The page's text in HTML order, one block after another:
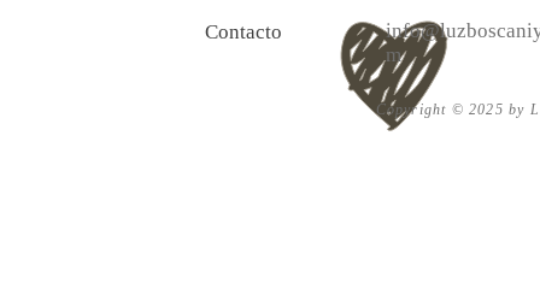
Contacto
m
Copyright © 2025 by